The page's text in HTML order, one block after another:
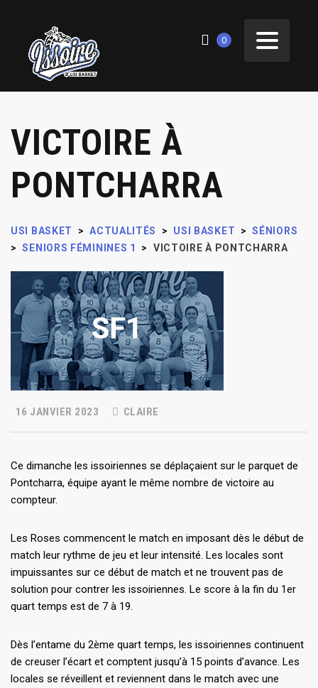
0
VICTOIRE À
PONTCHARRA
USI BASKET > ACTUALITÉS > USI BASKET > SÉNIORS
> SENIORS FÉMININES 1 > VICTOIRE À PONTCHARRA
16 JANVIER 2023 CLAIRE
Ce dimanche les issoiriennes se déplaçaient sur le parquet de
Pontcharra, équipe ayant le même nombre de victoire au
compteur.
Les Roses commencent le match en imposant dès le début de
match leur rythme de jeu et leur intensité. Les locales sont
impuissantes sur ce début de match et ne trouvent pas de
solution pour contrer les issoiriennes. Le score à la fin du 1er
quart temps est de 7 à 19.
Dès l’entame du 2ème quart temps, les issoiriennes continuent
de creuser l’écart et comptent jusqu’à 15 points d’avance. Les
locales se réveillent et reviennent dans le match avec une